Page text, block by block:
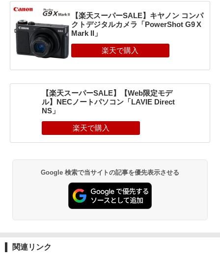
【楽天スーパーSALE】キヤノン コンパ
クトデジタルカメラ「PowerShot G9 X
Mark II」
【楽天スーパーSALE】【Web限定モデ
ル】NECノートパソコン「LAVIE Direct
NS」
Google 検索で当サイトの記事を優先表示させる
関連リンク